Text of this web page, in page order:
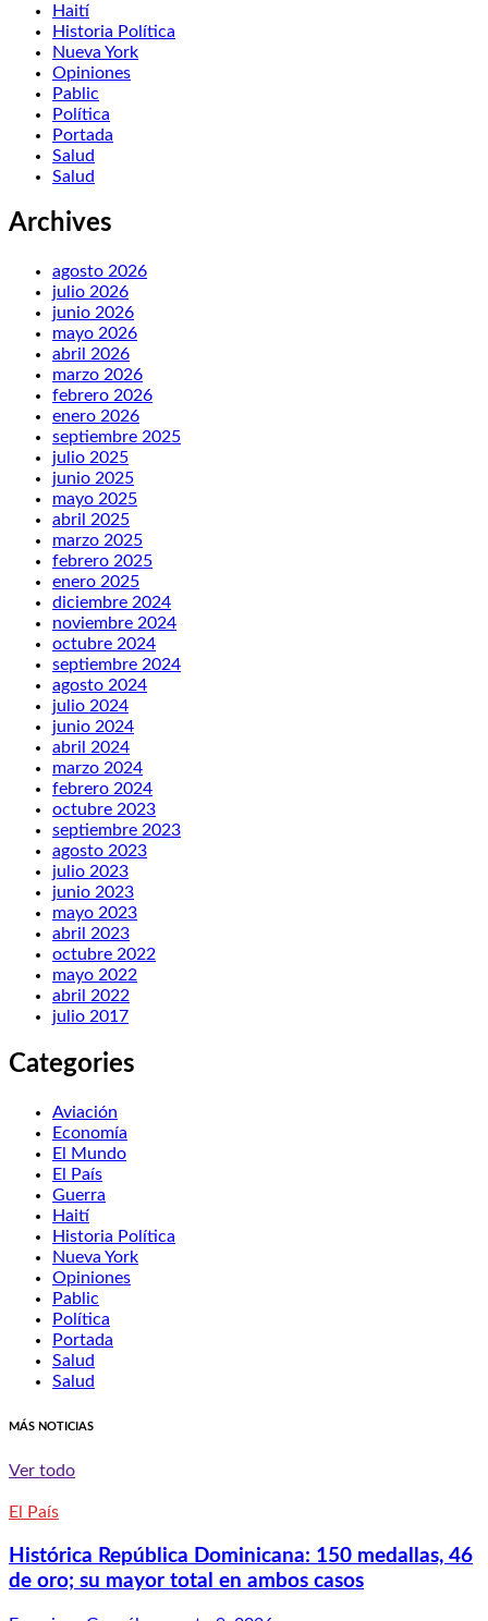
Haití
Historia Política
Nueva York
Opiniones
Pablic
Política
Portada
Salud
Salud
Archives
agosto 2026
julio 2026
junio 2026
mayo 2026
abril 2026
marzo 2026
febrero 2026
enero 2026
septiembre 2025
julio 2025
junio 2025
mayo 2025
abril 2025
marzo 2025
febrero 2025
enero 2025
diciembre 2024
noviembre 2024
octubre 2024
septiembre 2024
agosto 2024
julio 2024
junio 2024
abril 2024
marzo 2024
febrero 2024
octubre 2023
septiembre 2023
agosto 2023
julio 2023
junio 2023
mayo 2023
abril 2023
octubre 2022
mayo 2022
abril 2022
julio 2017
Categories
Aviación
Economía
El Mundo
El País
Guerra
Haití
Historia Política
Nueva York
Opiniones
Pablic
Política
Portada
Salud
Salud
MÁS NOTICIAS
Ver todo
El País
Histórica República Dominicana: 150 medallas, 46
de oro; su mayor total en ambos casos